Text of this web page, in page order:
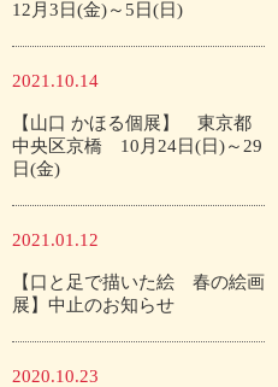
12月3日(金)～5日(日)
2021.10.14
【山口 かほる個展】 東京都
中央区京橋 10月24日(日)～29
日(金)
2021.01.12
【口と足で描いた絵 春の絵画
展】中止のお知らせ
2020.10.23